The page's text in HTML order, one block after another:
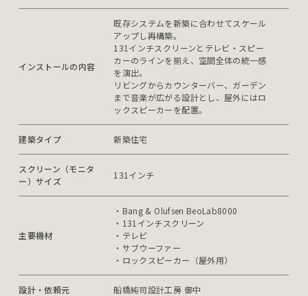
インストールの内容
既存システムを新築に合わせてスケール
アップし再構築。
131インチスクリーンとテレビ・スピー
カーのラインを揃え、空間全体の統一感
を演出。
リビングからカウンターバー、ガーデン
まで音楽が広がる設計とし、屋外にはロ
ックスピーカーを配置。
建築タイプ 新築住宅
スクリーン（モニタ
ー）サイズ
131インチ
主要機材
・Bang & Olufsen BeoLab8000
・131インチスクリーン
・テレビ
・サブウーファー
・ロックスピーカー（屋外用）
設計・依頼元 船橋純司設計工房 御中